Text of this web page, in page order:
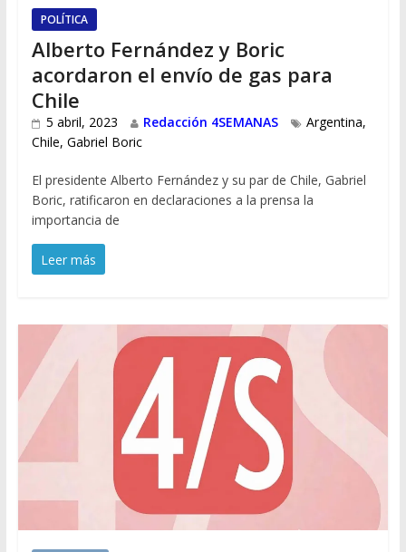
POLÍTICA
Alberto Fernández y Boric
acordaron el envío de gas para
Chile
5 abril, 2023 Redacción 4SEMANAS Argentina,
Chile, Gabriel Boric
El presidente Alberto Fernández y su par de Chile, Gabriel
Boric, ratificaron en declaraciones a la prensa la
importancia de
Leer más